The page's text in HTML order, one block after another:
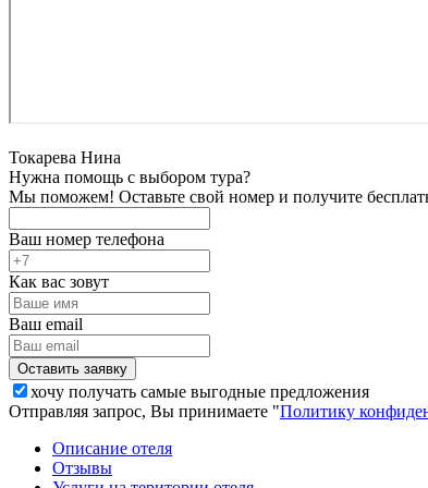
Токарева Нина
Нужна помощь с выбором тура?
Мы поможем! Оставьте свой номер и получите
Ваш номер телефона
Как вас зовут
Ваш email
хочу получать самые выгодные предложения
Отправляя запрос, Вы принимаете "Политику
Описание отеля
Отзывы